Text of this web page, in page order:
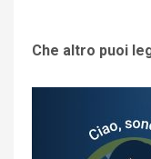
Che altro puoi